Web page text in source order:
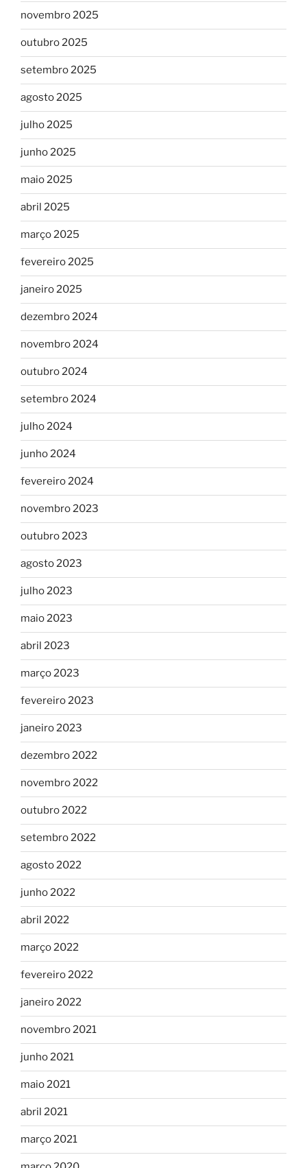
novembro 2025
outubro 2025
setembro 2025
agosto 2025
julho 2025
junho 2025
maio 2025
abril 2025
março 2025
fevereiro 2025
janeiro 2025
dezembro 2024
novembro 2024
outubro 2024
setembro 2024
julho 2024
junho 2024
fevereiro 2024
novembro 2023
outubro 2023
agosto 2023
julho 2023
maio 2023
abril 2023
março 2023
fevereiro 2023
janeiro 2023
dezembro 2022
novembro 2022
outubro 2022
setembro 2022
agosto 2022
junho 2022
abril 2022
março 2022
fevereiro 2022
janeiro 2022
novembro 2021
junho 2021
maio 2021
abril 2021
março 2021